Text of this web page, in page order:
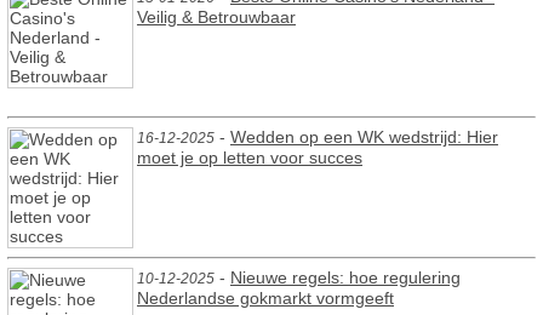
Veilig & Betrouwbaar
16-12-2025 - Wedden op een WK wedstrijd: Hier
moet je op letten voor succes
10-12-2025 - Nieuwe regels: hoe regulering
Nederlandse gokmarkt vormgeeft